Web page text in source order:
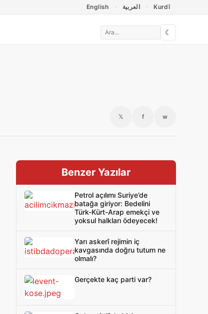
English العربية Kurdî
☾
𝕏 f w
Benzer Yazılar
Petrol açılımı Suriye’de
batağa giriyor: Bedelini
Türk-Kürt-Arap emekçi ve
yoksul halkları ödeyecek!
Yarı askerî rejimin iç
kavgasında doğru tutum ne
olmalı?
Gerçekte kaç parti var?